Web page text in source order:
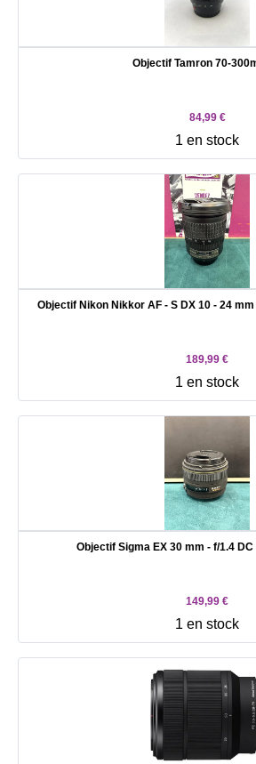
Objectif Tamron 70-
84,99 €
1 en stock
Objectif Nikon Nikkor AF - S DX 10 - 24 mm
189,99 €
1 en stock
Objectif Sigma EX 30 mm - f/1.4 DC
149,99 €
1 en stock